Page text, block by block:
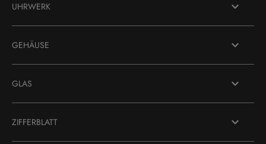
UHRWERK
GEHÄUSE
GLAS
ZIFFERBLATT